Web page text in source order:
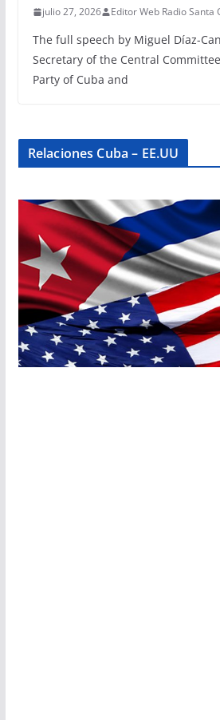
julio 27, 2026 Editor Web Radio Santa
The full speech by Miguel Díaz-
Secretary of the Central
Party of Cuba and
Relaciones Cuba – EE.UU